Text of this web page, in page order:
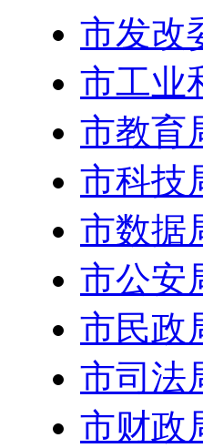
市发改
市工业
市教育
市科技
市数据
市公安
市民政
市司法
市财政